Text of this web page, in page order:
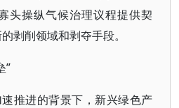
头操纵气候治理议程提供契
剥削领域和剥夺手段。
”
推进的背景下，新兴绿色产